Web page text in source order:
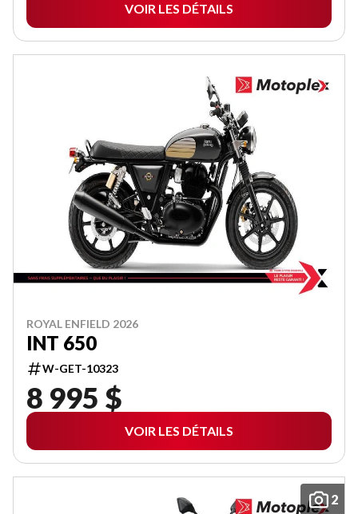
VOIR LES DÉTAILS
ROYAL ENFIELD 2026
INT 650
W-GET-10323
8 995 $
VOIR LES DÉTAILS
2